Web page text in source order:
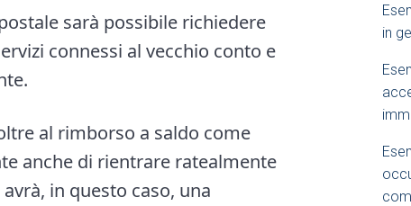
sarà possibile richiedere
connessi al vecchio conto e
al rimborso a saldo come
anche di rientrare ratealmente
in questo caso, una
a
r
in